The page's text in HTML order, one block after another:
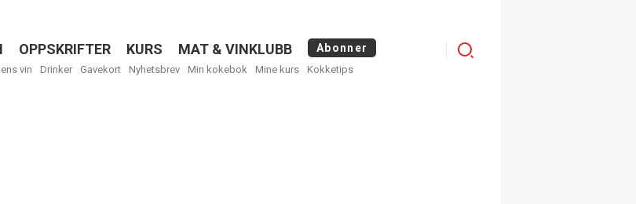
OPPSKRIFTER KURS MAT & VINKLUBB Abonner
vin Drinker Gavekort Nyhetsbrev Min kokebok Mine kurs Kokketips
Logg